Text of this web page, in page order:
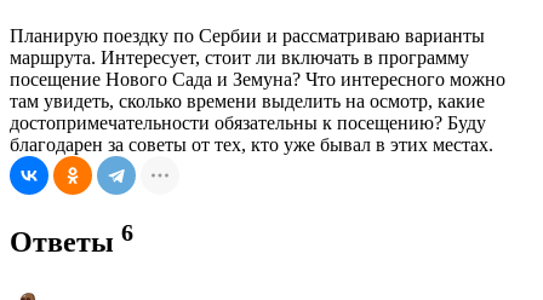
Планирую поездку по Сербии и рассматриваю варианты
маршрута. Интересует, стоит ли включать в программу
посещение Нового Сада и Земуна? Что интересного можно
там увидеть, сколько времени выделить на осмотр, какие
достопримечательности обязательны к посещению? Буду
благодарен за советы от тех, кто уже бывал в этих местах.
Ответы 6